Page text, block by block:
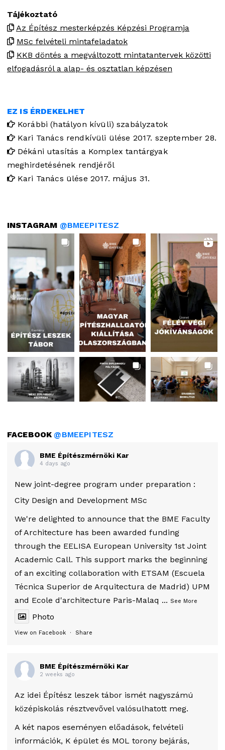
Tájékoztató
Az Építész mesterképzés Képzési Programja
MSc felvételi mintafeladatok
KKB döntés a megváltozott mintatantervek közötti
elfogadásról a alap- és osztatlan képzésen
EZ IS ÉRDEKELHET
Korábbi (hatályon kívüli) szabályzatok
Kari Tanács rendkívüli ülése 2017. szeptember 28.
Dékáni utasítás a Komplex tantárgyak
meghirdetésének rendjéről
Kari Tanács ülése 2017. május 31.
INSTAGRAM @BMEEPITESZ
FACEBOOK@BMEEPITESZ
BME Építészmérnöki Kar
4 days ago
New joint-degree program under preparation :
City Design and Development MSc
We're delighted to announce that the BME Faculty
of Architecture has been awarded funding
through the EELISA European University 1st Joint
Academic Call. This support marks the beginning
of an exciting collaboration with ETSAM (Escuela
Técnica Superior de Arquitectura de Madrid) UPM
and Ecole d'architecture Paris-Malaq ... See More
Photo
View on Facebook · Share
BME Építészmérnöki Kar
2 weeks ago
Az idei Építész leszek tábor ismét nagyszámú
középiskolás résztvevővel valósulhatott meg.
A két napos eseményen előadások, felvételi
információk, K épület és MOL torony bejárás,